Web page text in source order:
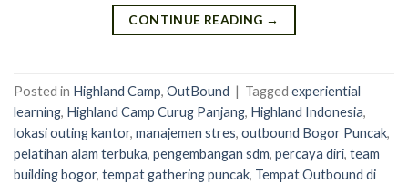
CONTINUE READING →
Posted in Highland Camp, OutBound | Tagged experiential
learning, Highland Camp Curug Panjang, Highland Indonesia,
lokasi outing kantor, manajemen stres, outbound Bogor Puncak,
pelatihan alam terbuka, pengembangan sdm, percaya diri, team
building bogor, tempat gathering puncak, Tempat Outbound di